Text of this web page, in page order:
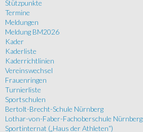
Stützpunkte
Termine
Meldungen
Meldung BM2026
Kader
Kaderliste
Kaderrichtlinien
Vereinswechsel
Frauenringen
Turnierliste
Sportschulen
Bertolt-Brecht-Schule Nürnberg
Lothar-von-Faber-Fachoberschule Nürnberg
Sportinternat („Haus der Athleten“)